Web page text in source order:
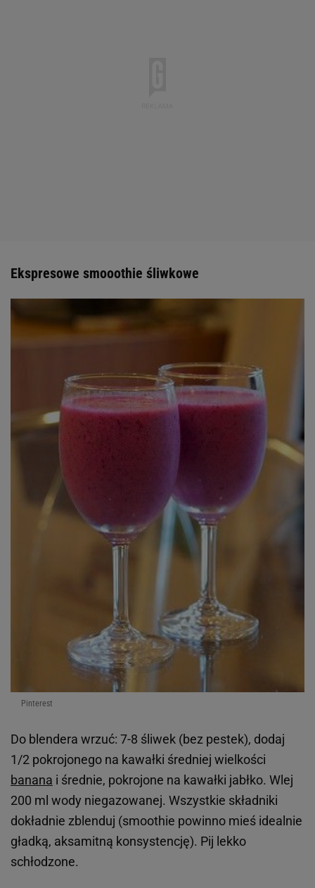
Ekspresowe smooothie śliwkowe
Pinterest
Do blendera wrzuć: 7-8 śliwek (bez pestek), dodaj
1/2 pokrojonego na kawałki średniej wielkości
banana i średnie, pokrojone na kawałki jabłko. Wlej
200 ml wody niegazowanej. Wszystkie składniki
dokładnie zblenduj (smoothie powinno mieś idealnie
gładką, aksamitną konsystencję). Pij lekko
schłodzone.